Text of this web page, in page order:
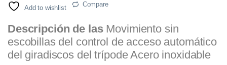
Add to wishlist Compare
Descripción de las Movimiento sin
escobillas del control de acceso automático
del giradiscos del trípode Acero inoxidable